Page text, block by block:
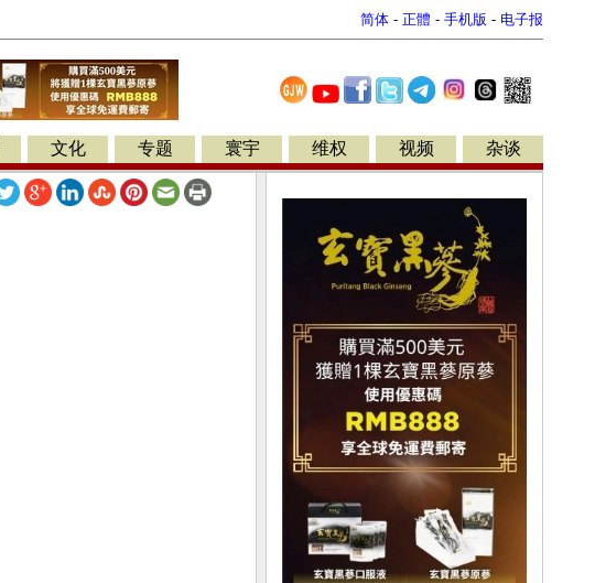
简体 - 正體 - 手机版 - 电子报
文化 专题 寰宇 维权 视频 杂谈